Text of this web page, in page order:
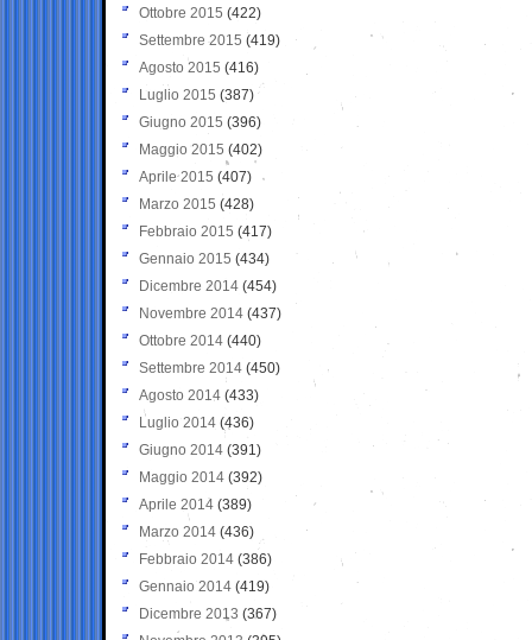
Ottobre 2015 (422)
Settembre 2015 (419)
Agosto 2015 (416)
Luglio 2015 (387)
Giugno 2015 (396)
Maggio 2015 (402)
Aprile 2015 (407)
Marzo 2015 (428)
Febbraio 2015 (417)
Gennaio 2015 (434)
Dicembre 2014 (454)
Novembre 2014 (437)
Ottobre 2014 (440)
Settembre 2014 (450)
Agosto 2014 (433)
Luglio 2014 (436)
Giugno 2014 (391)
Maggio 2014 (392)
Aprile 2014 (389)
Marzo 2014 (436)
Febbraio 2014 (386)
Gennaio 2014 (419)
Dicembre 2013 (367)